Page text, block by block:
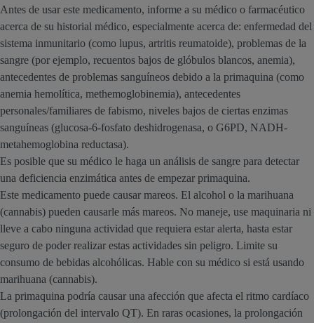
Antes de usar este medicamento, informe a su médico o farmacéutico
acerca de su historial médico, especialmente acerca de: enfermedad del
sistema inmunitario (como lupus, artritis reumatoide), problemas de la
sangre (por ejemplo, recuentos bajos de glóbulos blancos, anemia),
antecedentes de problemas sanguíneos debido a la primaquina (como
anemia hemolítica, methemoglobinemia), antecedentes
personales/familiares de fabismo, niveles bajos de ciertas enzimas
sanguíneas (glucosa-6-fosfato deshidrogenasa, o G6PD, NADH-
metahemoglobina reductasa).
Es posible que su médico le haga un análisis de sangre para detectar
una deficiencia enzimática antes de empezar primaquina.
Este medicamento puede causar mareos. El alcohol o la marihuana
(cannabis) pueden causarle más mareos. No maneje, use maquinaria ni
lleve a cabo ninguna actividad que requiera estar alerta, hasta estar
seguro de poder realizar estas actividades sin peligro. Limite su
consumo de bebidas alcohólicas. Hable con su médico si está usando
marihuana (cannabis).
La primaquina podría causar una afección que afecta el ritmo cardíaco
(prolongación del intervalo QT). En raras ocasiones, la prolongación